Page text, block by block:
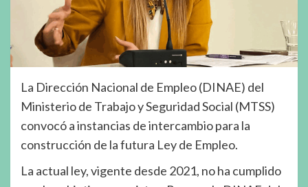
La Dirección Nacional de Empleo (DINAE) del
Ministerio de Trabajo y Seguridad Social (MTSS)
convocó a instancias de intercambio para la
construcción de la futura Ley de Empleo.
La actual ley, vigente desde 2021, no ha cumplido